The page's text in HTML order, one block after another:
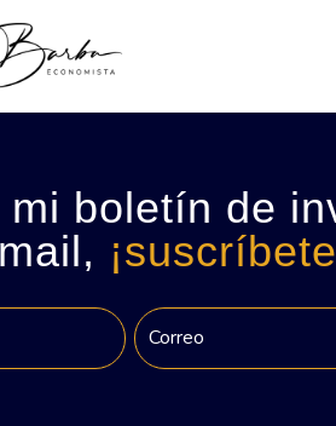
mi boletín de